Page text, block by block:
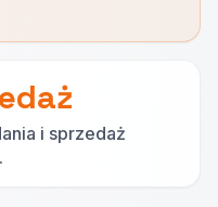
i sprzedaż